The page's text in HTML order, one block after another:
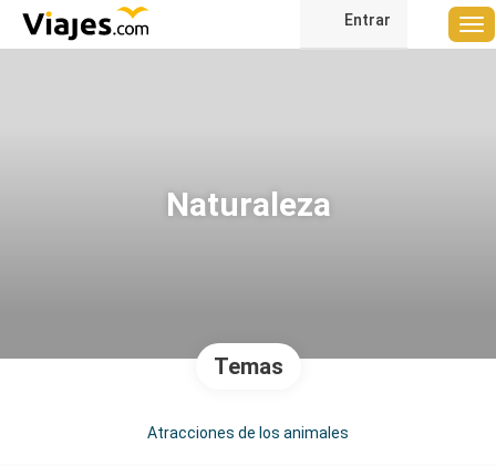
Entrar
Naturaleza
Temas
Atracciones de los animales